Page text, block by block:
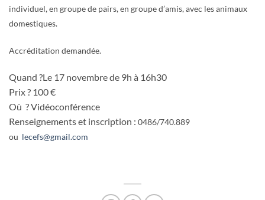
individuel, en groupe de pairs, en groupe d’amis, avec les animaux
domestiques.
Accréditation demandée.
Quand ?Le 17 novembre de 9h à 16h30
Prix ? 100 €
Où ? Vidéoconférence
Renseignements et inscription : 0486/740.889
ou lecefs@gmail.com